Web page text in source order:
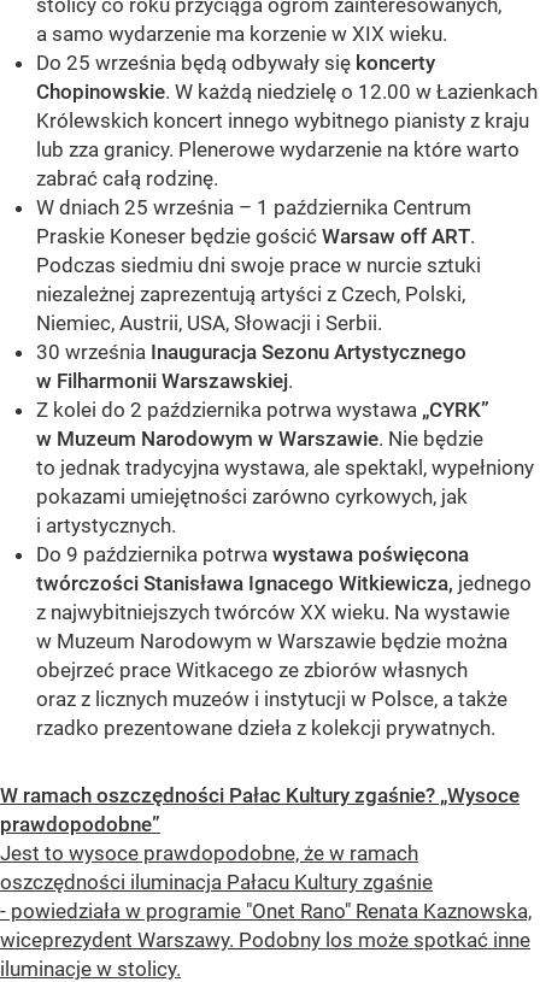
a samo wydarzenie ma korzenie w XIX wieku.
Do 25 września będą odbywały się koncerty
Chopinowskie. W każdą niedzielę o 12.00 w Łazienkach
Królewskich koncert innego wybitnego pianisty z kraju
lub zza granicy. Plenerowe wydarzenie na które warto
zabrać całą rodzinę.
W dniach 25 września – 1 października Centrum
Praskie Koneser będzie gościć Warsaw off ART.
Podczas siedmiu dni swoje prace w nurcie sztuki
niezależnej zaprezentują artyści z Czech, Polski,
Niemiec, Austrii, USA, Słowacji i Serbii.
30 września Inauguracja Sezonu Artystycznego
w Filharmonii Warszawskiej.
Z kolei do 2 października potrwa wystawa „CYRK”
w Muzeum Narodowym w Warszawie. Nie będzie
to jednak tradycyjna wystawa, ale spektakl, wypełniony
pokazami umiejętności zarówno cyrkowych, jak
i artystycznych.
Do 9 października potrwa wystawa poświęcona
twórczości Stanisława Ignacego Witkiewicza, jednego
z najwybitniejszych twórców XX wieku. Na wystawie
w Muzeum Narodowym w Warszawie będzie można
obejrzeć prace Witkacego ze zbiorów własnych
oraz z licznych muzeów i instytucji w Polsce, a także
rzadko prezentowane dzieła z kolekcji prywatnych.
W ramach oszczędności Pałac Kultury zgaśnie? „Wysoce
prawdopodobne”
Jest to wysoce prawdopodobne, że w ramach
oszczędności iluminacja Pałacu Kultury zgaśnie
- powiedziała w programie "Onet Rano" Renata Kaznowska,
wiceprezydent Warszawy. Podobny los może spotkać inne
iluminacje w stolicy.